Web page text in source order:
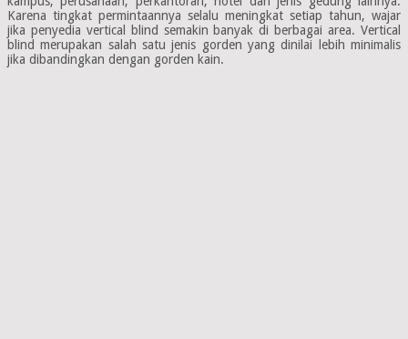
Karena tingkat permintaannya selalu meningkat setiap tahun, wajar
jika penyedia vertical blind semakin banyak di berbagai area. Vertical
blind merupakan salah satu jenis gorden yang dinilai lebih minimalis
jika dibandingkan dengan gorden kain.